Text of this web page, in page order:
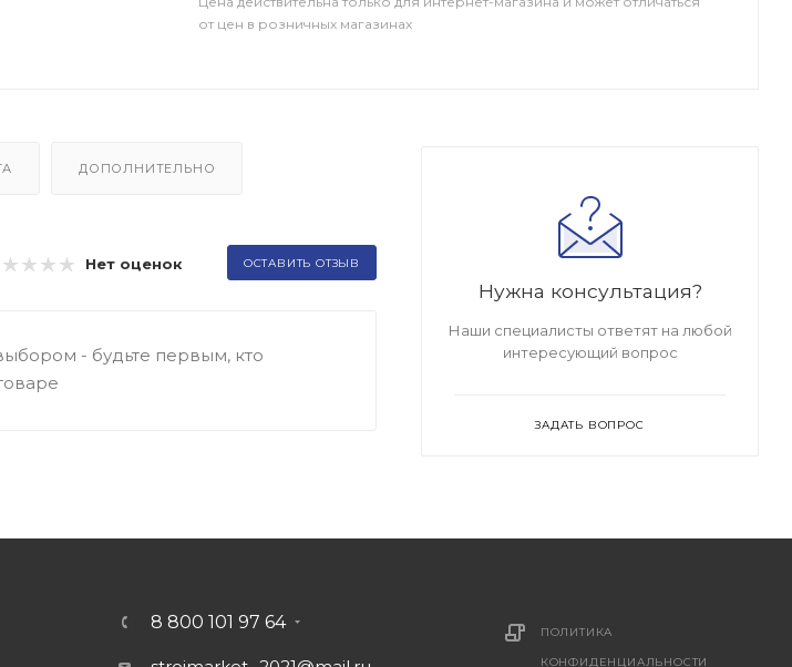
от цен в розничных магазинах
ДОПОЛНИТЕЛЬНО
Нет оценок ОСТАВИТЬ ОТЗЫВ
- будьте первым, кто
Нужна консультация?
Наши специалисты ответят на любой
интересующий вопрос
ЗАДАТЬ ВОПРОС
8 800 101 97 64 ПОЛИТИКА
КОНФИДЕНЦИАЛЬНОСТИ